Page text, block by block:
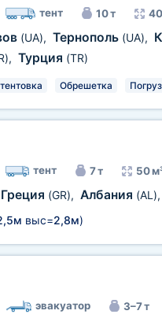
тент 10 т
(UA), Тернополь (UA),
, Турция (TR)
Обрешетка
тент 7 т 50
Греция (GR), Албания (AL),
выс=2,8м)
эвакуатор 3–7 т